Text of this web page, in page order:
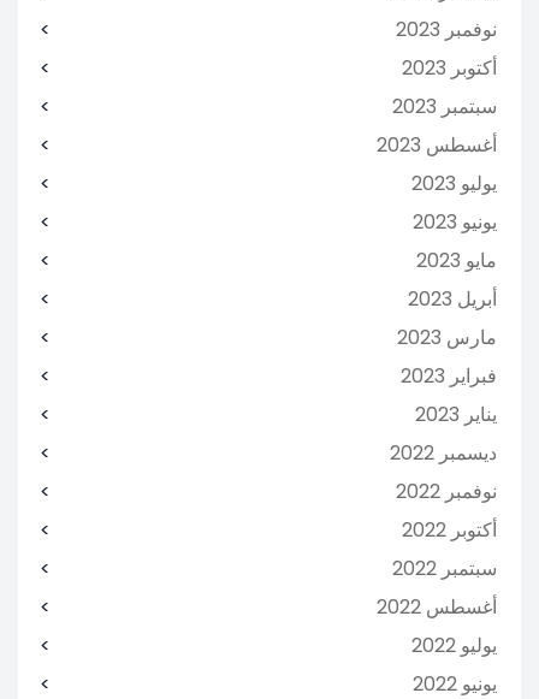
نوفمبر 2023
أكتوبر 2023
سبتمبر 2023
أغسطس 2023
يوليو 2023
يونيو 2023
مايو 2023
أبريل 2023
مارس 2023
فبراير 2023
يناير 2023
ديسمبر 2022
نوفمبر 2022
أكتوبر 2022
سبتمبر 2022
أغسطس 2022
يوليو 2022
يونيو 2022